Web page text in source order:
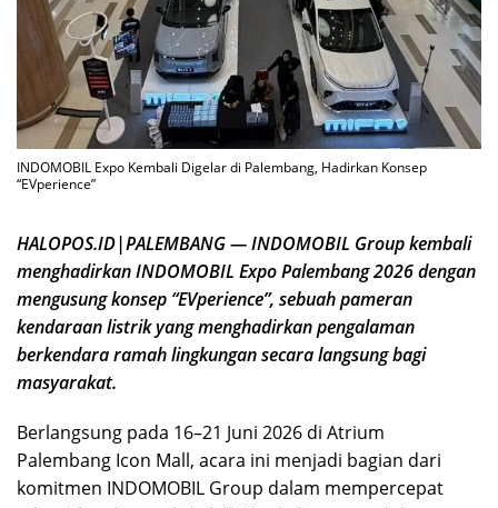
INDOMOBIL Expo Kembali Digelar di Palembang, Hadirkan Konsep
“EVperience”
HALOPOS.ID|PALEMBANG — INDOMOBIL Group kembali
menghadirkan INDOMOBIL Expo Palembang 2026 dengan
mengusung konsep “EVperience”, sebuah pameran
kendaraan listrik yang menghadirkan pengalaman
berkendara ramah lingkungan secara langsung bagi
masyarakat.
Berlangsung pada 16–21 Juni 2026 di Atrium
Palembang Icon Mall, acara ini menjadi bagian dari
komitmen INDOMOBIL Group dalam mempercepat